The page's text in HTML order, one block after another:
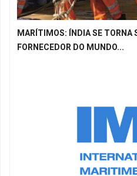
MARÍTIMOS: ÍNDIA SE TORNA
FORNECEDOR DO MUNDO...